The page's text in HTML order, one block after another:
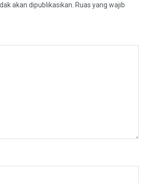
akan dipublikasikan. Ruas yang wajib